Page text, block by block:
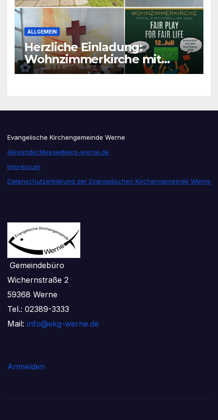
ALLGEMEIN
Herzliche Einladung:
Wohnzimmerkirche mit
unseren Konfis
Evangelische Kirchengemeinde Werne
Alexander.Meese@ekg-werne.de
Impressum
Datenschutzerklärung der Evangelischen Kirchengemeinde Werne
Gemeindebüro
Wichernstraße 2
59368 Werne
Tel.: 02389-3333
Mail: info@ekg-werne.de
Anmelden